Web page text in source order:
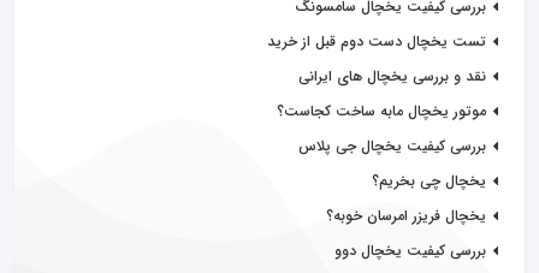
بررسی کیفیت یخچال سامسونگ
تست یخچال دست دوم قبل از خرید
نقد و بررسی یخچال های ایرانی
موتور یخچال مابه ساخت کجاست؟
بررسی کیفیت یخچال جی پلاس
یخچال چی بخریم؟
یخچال فریزر امرسان خوبه؟
بررسی کیفیت یخچال دوو